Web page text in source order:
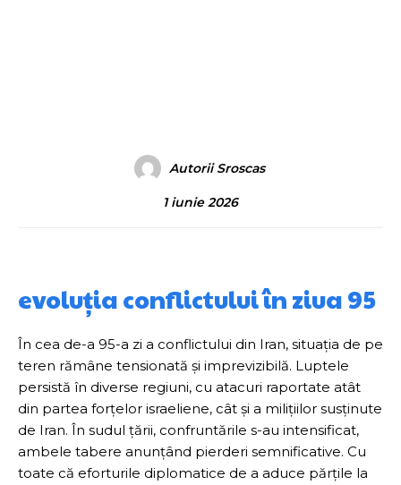
Autorii Sroscas
1 iunie 2026
evoluția conflictului în ziua 95
În cea de-a 95-a zi a conflictului din Iran, situația de pe
teren rămâne tensionată și imprevizibilă. Luptele
persistă în diverse regiuni, cu atacuri raportate atât
din partea forțelor israeliene, cât și a milițiilor susținute
de Iran. În sudul țării, confruntările s-au intensificat,
ambele tabere anunțând pierderi semnificative. Cu
toate că eforturile diplomatice de a aduce părțile la